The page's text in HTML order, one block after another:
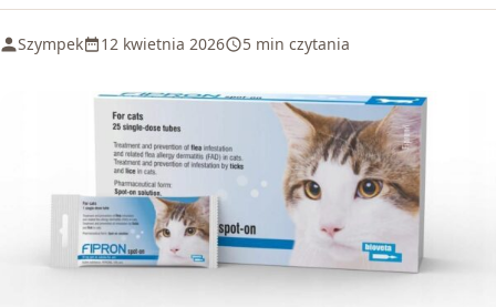
Szympek 12 kwietnia 2026 5 min czytania